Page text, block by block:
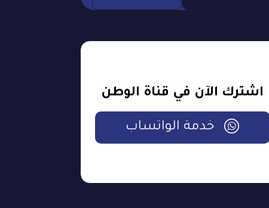
اشترك الآن في قناة الوطن
خدمة الواتساب